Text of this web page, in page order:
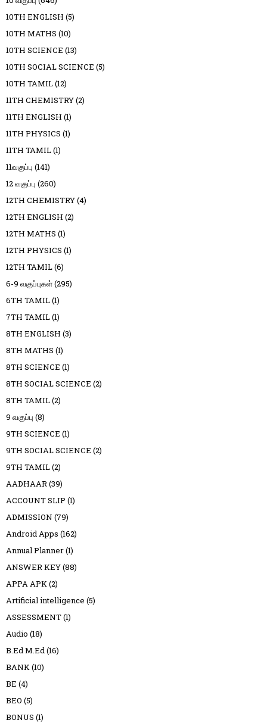
10TH ENGLISH (5)
10TH MATHS (10)
10TH SCIENCE (13)
10TH SOCIAL SCIENCE (5)
10TH TAMIL(12)
11TH CHEMISTRY(2)
11TH ENGLISH (1)
11TH PHYSICS (1)
11TH TAMIL(1)
11வகுப்பு (141)
12 வகுப்பு (260)
12TH CHEMISTRY(4)
12TH ENGLISH (2)
12TH MATHS (1)
12TH PHYSICS (1)
12TH TAMIL(6)
6-9 வகுப்புகள்(295)
6TH TAMIL(1)
7TH TAMIL(1)
8TH ENGLISH (3)
8TH MATHS (1)
8TH SCIENCE (1)
8TH SOCIAL SCIENCE (2)
8TH TAMIL(2)
9 வகுப்பு (8)
9TH SCIENCE (1)
9TH SOCIAL SCIENCE (2)
9TH TAMIL(2)
AADHAAR(39)
ACCOUNT SLIP (1)
ADMISSION (79)
Android Apps (162)
Annual Planner(1)
ANSWER KEY(88)
APPA APK(2)
Artificial intelligence (5)
ASSESSMENT(1)
Audio (18)
B.Ed M.Ed(16)
BANK(10)
BE (4)
BEO (5)
BONUS (1)